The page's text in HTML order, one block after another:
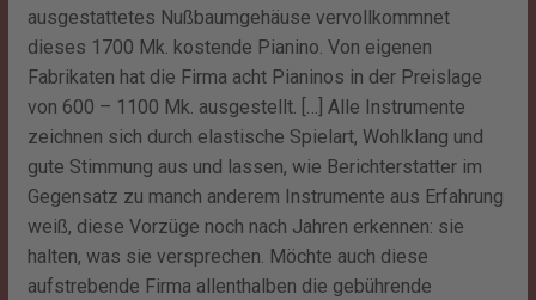
ausgestattetes Nußbaumgehäuse vervollkommnet
dieses 1700 Mk. kostende Pianino. Von eigenen
Fabrikaten hat die Firma acht Pianinos in der Preislage
von 600 – 1100 Mk. ausgestellt. […] Alle Instrumente
zeichnen sich durch elastische Spielart, Wohlklang und
gute Stimmung aus und lassen, wie Berichterstatter im
Gegensatz zu manch anderem Instrumente aus Erfahrung
weiß, diese Vorzüge noch nach Jahren erkennen: sie
halten, was sie versprechen. Möchte auch diese
aufstrebende Firma allenthalben die gebührende